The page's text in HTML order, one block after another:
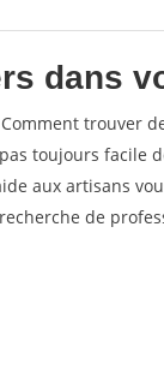
dans
trouver
toujours facile
aux artisans
de